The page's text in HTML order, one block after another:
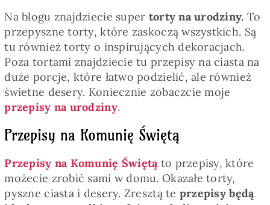
Na blogu znajdziecie super torty na urodziny. To
przepyszne torty, które zaskoczą wszystkich. Są
tu również torty o inspirujących dekoracjach.
Poza tortami znajdziecie tu przepisy na ciasta na
duże porcje, które łatwo podzielić, ale również
świetne desery. Koniecznie zobaczcie moje
przepisy na urodziny.
Przepisy na Komunię Świętą
Przepisy na Komunię Świętą to przepisy, które
możecie zrobić sami w domu. Okazałe torty,
pyszne ciasta i desery. Zresztą te przepisy będą